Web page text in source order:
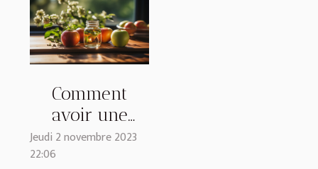
Comment
avoir une
hygiène de vie
irréprochable ?
Jeudi 2 novembre 2023
22:06